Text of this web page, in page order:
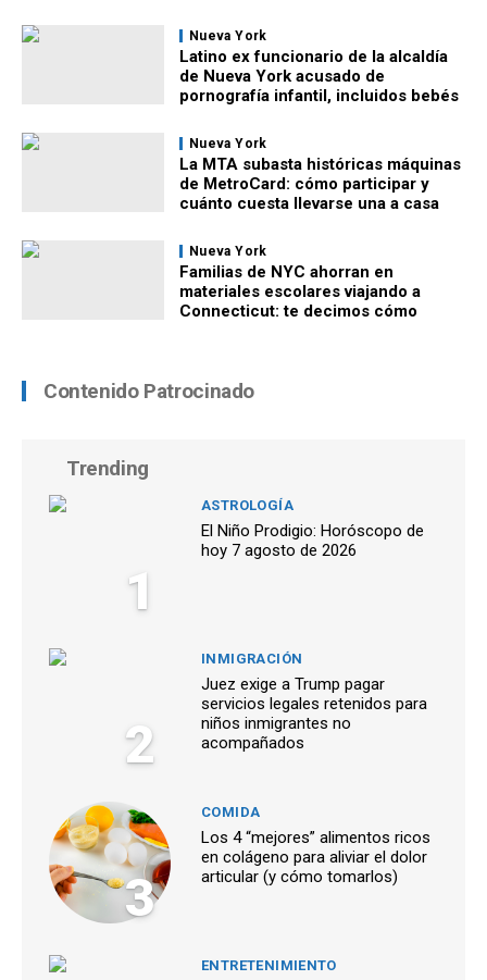
Nueva York
Latino ex funcionario de la alcaldía
de Nueva York acusado de
pornografía infantil, incluidos bebés
Nueva York
La MTA subasta históricas máquinas
de MetroCard: cómo participar y
cuánto cuesta llevarse una a casa
Nueva York
Familias de NYC ahorran en
materiales escolares viajando a
Connecticut: te decimos cómo
Contenido Patrocinado
Trending
1
ASTROLOGÍA
El Niño Prodigio: Horóscopo de
hoy 7 agosto de 2026
2
INMIGRACIÓN
Juez exige a Trump pagar
servicios legales retenidos para
niños inmigrantes no
acompañados
3
COMIDA
Los 4 “mejores” alimentos ricos
en colágeno para aliviar el dolor
articular (y cómo tomarlos)
ENTRETENIMIENTO